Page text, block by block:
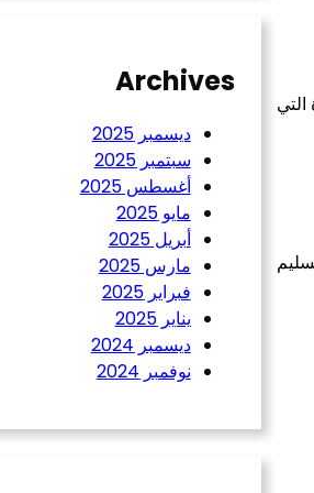
Archives
ديسمبر 2025
سبتمبر 2025
أغسطس 2025
مايو 2025
أبريل 2025
مارس 2025
فبراير 2025
يناير 2025
ديسمبر 2024
نوفمبر 2024